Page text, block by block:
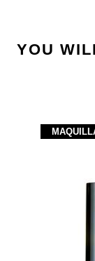
YOU